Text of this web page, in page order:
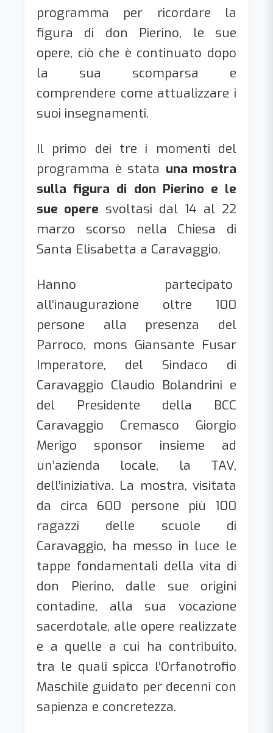
programma per ricordare la
figura di don Pierino, le sue
opere, ciò che è continuato dopo
la sua scomparsa e
comprendere come attualizzare i
suoi insegnamenti.
Il primo dei tre i momenti del
programma è stata una mostra
sulla figura di don Pierino e le
sue opere svoltasi dal 14 al 22
marzo scorso nella Chiesa di
Santa Elisabetta a Caravaggio.
Hanno partecipato
all’inaugurazione oltre 100
persone alla presenza del
Parroco, mons Giansante Fusar
Imperatore, del Sindaco di
Caravaggio Claudio Bolandrini e
del Presidente della BCC
Caravaggio Cremasco Giorgio
Merigo sponsor insieme ad
un’azienda locale, la TAV,
dell’iniziativa. La mostra, visitata
da circa 600 persone più 100
ragazzi delle scuole di
Caravaggio, ha messo in luce le
tappe fondamentali della vita di
don Pierino, dalle sue origini
contadine, alla sua vocazione
sacerdotale, alle opere realizzate
e a quelle a cui ha contribuito,
tra le quali spicca l’Orfanotrofio
Maschile guidato per decenni con
sapienza e concretezza.